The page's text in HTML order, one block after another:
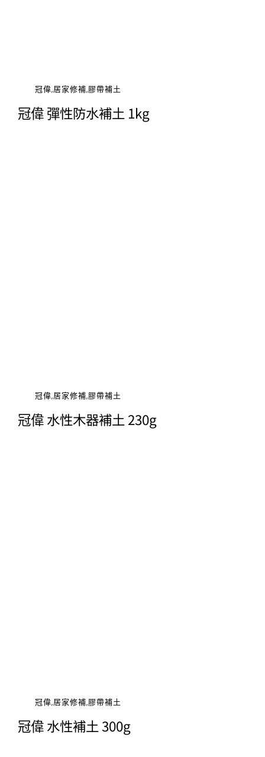
冠偉,居家修補,膠帶補土
冠偉 彈性防水補土 1kg
冠偉,居家修補,膠帶補土
冠偉 水性木器補土 230g
冠偉,居家修補,膠帶補土
冠偉 水性補土 300g